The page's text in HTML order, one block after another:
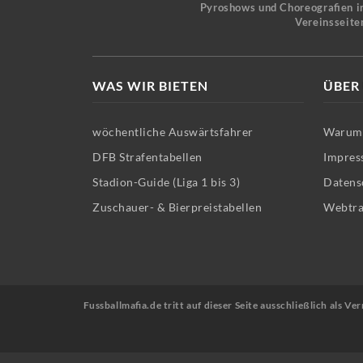
Pyroshows und
WAS WIR BIETEN
wöchentliche Auswärtsfahrer
DFB Strafentabellen
Stadion-Guide (Liga 1 bis 3)
Zuschauer- & Bierpreistabellen
ÜBER
Fussballmafia.de tritt auf dieser Seite ausschließlich als